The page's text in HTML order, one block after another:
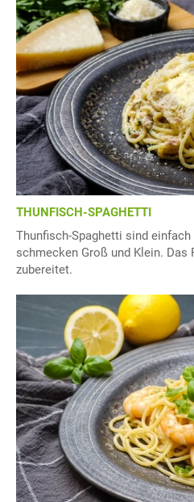
THUNFISCH-SPAGHETTI
Thunfisch-Spaghetti sind einfach
schmecken Groß und Klein. Das
zubereitet.